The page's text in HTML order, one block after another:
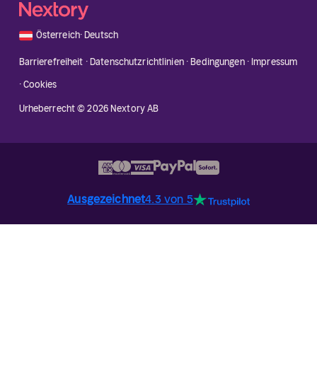
🇦🇹 Österreich·Deutsch
Barrierefreiheit ·Datenschutzrichtlinien·Bedingungen· Impressum
·Cookies
Urheberrecht © 2026 Nextory AB
Ausgezeichnet4.3 von 5